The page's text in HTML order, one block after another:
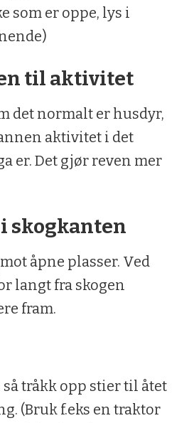
som er oppe, lys i
til aktivitet
det normalt er husdyr,
aktivitet i det
er. Det gjør reven mer
i skogkanten
åpne plasser. Ved
langt fra skogen
fram.
så tråkk opp stier til åtet
(Bruk f.eks en traktor